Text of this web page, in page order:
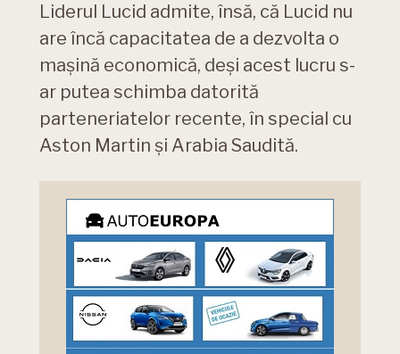
Liderul Lucid admite, însă, că Lucid nu
are încă capacitatea de a dezvolta o
mașină economică, deși acest lucru s-
ar putea schimba datorită
parteneriatelor recente, în special cu
Aston Martin și Arabia Saudită.